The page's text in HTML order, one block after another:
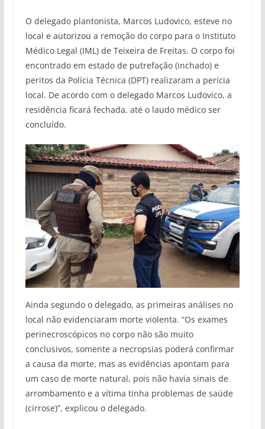
O delegado plantonista, Marcos Ludovico, esteve no
local e autorizou a remoção do corpo para o Instituto
Médico Legal (IML) de Teixeira de Freitas. O corpo foi
encontrado em estado de putrefação (inchado) e
peritos da Polícia Técnica (DPT) realizaram a perícia
local. De acordo com o delegado Marcos Ludovico, a
residência ficará fechada, até o laudo médico ser
concluído.
Ainda segundo o delegado, as primeiras análises no
local não evidenciaram morte violenta. “Os exames
perinecroscópicos no corpo não são muito
conclusivos, somente a necropsias poderá confirmar
a causa da morte, mas as evidências apontam para
um caso de morte natural, pois não havia sinais de
arrombamento e a vítima tinha problemas de saúde
(cirrose)”, explicou o delegado.